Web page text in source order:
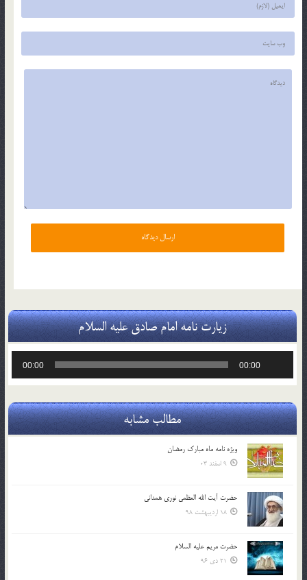
زیارت نامه امام صادق علیه السلام
00:00
00:00
مطالب مشابه
ویژه نامه ماه مبارک رمضان
9 اسفند 03
حضرت آیت الله العظمی نوری همدانی
18 اردیبهشت 98
حضرت مریم علیه السلام
21 دی 96